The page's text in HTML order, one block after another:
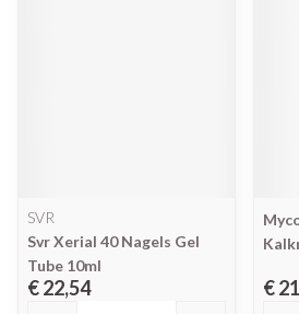
SVR
Svr Xerial 40 Nagels Gel
Tube 10ml
€ 22,54 €